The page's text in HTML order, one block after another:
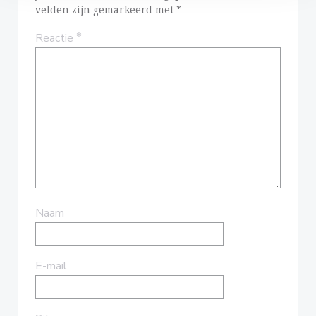
velden zijn gemarkeerd met *
Reactie *
Naam
E-mail